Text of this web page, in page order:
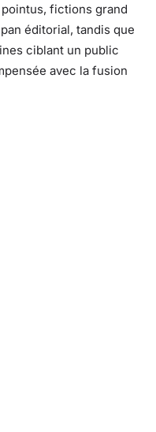
fictions grand
éditorial, tandis que
ciblant un public
avec la fusion